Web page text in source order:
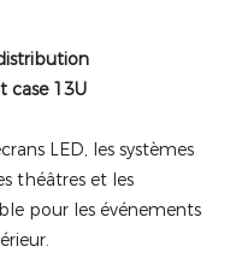
case 13U
LED, les systèmes
théâtres et les
pour les événements